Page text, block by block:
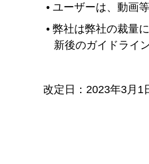
ユーザーは、動画
弊社は弊社の裁量
新後のガイドライ
改定日：2023年3月1